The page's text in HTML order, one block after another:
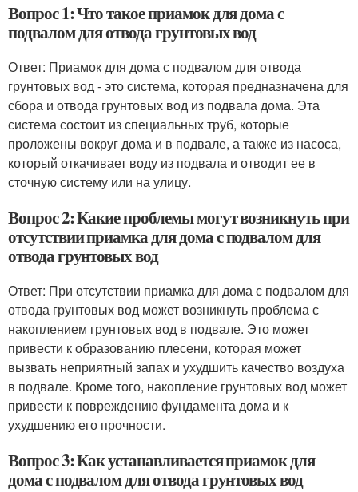
Вопрос 1: Что такое приамок для дома с
подвалом для отвода грунтовых вод
Ответ: Приамок для дома с подвалом для отвода
грунтовых вод - это система, которая предназначена для
сбора и отвода грунтовых вод из подвала дома. Эта
система состоит из специальных труб, которые
проложены вокруг дома и в подвале, а также из насоса,
который откачивает воду из подвала и отводит ее в
сточную систему или на улицу.
Вопрос 2: Какие проблемы могут возникнуть при
отсутствии приамка для дома с подвалом для
отвода грунтовых вод
Ответ: При отсутствии приамка для дома с подвалом для
отвода грунтовых вод может возникнуть проблема с
накоплением грунтовых вод в подвале. Это может
привести к образованию плесени, которая может
вызвать неприятный запах и ухудшить качество воздуха
в подвале. Кроме того, накопление грунтовых вод может
привести к повреждению фундамента дома и к
ухудшению его прочности.
Вопрос 3: Как устанавливается приамок для
дома с подвалом для отвода грунтовых вод